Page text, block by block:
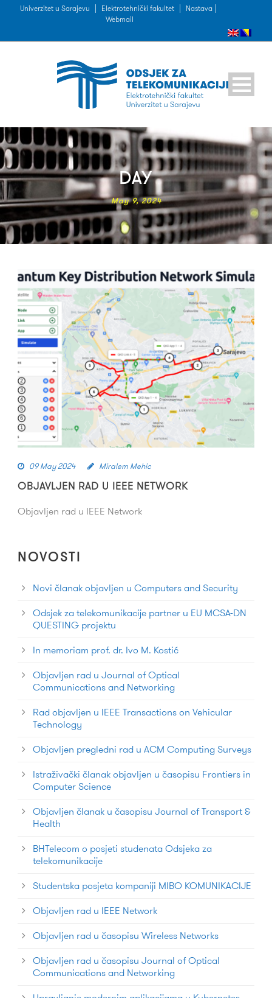
Univerzitet u Sarajevu Elektrotehnički fakultet
Nastava |
Webmail
DAY
May 9, 2024
09 May 2024 Miralem Mehic
OBJAVLJEN RAD U IEEE NETWORK
Objavljen rad u IEEE Network
NOVOSTI
Novi članak objavljen u Computers and Security
Odsjek za telekomunikacije partner u EU MCSA-DN
QUESTING projektu
In memoriam prof. dr. Ivo M. Kostić
Objavljen rad u Journal of Optical
Communications and Networking
Rad objavljen u IEEE Transactions on Vehicular
Technology
Objavljen pregledni rad u ACM Computing Surveys
Istraživački članak objavljen u časopisu Frontiers in
Computer Science
Objavljen članak u časopisu Journal of Transport &
Health
BHTelecom o posjeti studenata Odsjeka za
telekomunikacije
Studentska posjeta kompaniji MIBO KOMUNIKACIJE
Objavljen rad u IEEE Network
Objavljen rad u časopisu Wireless Networks
Objavljen rad u časopisu Journal of Optical
Communications and Networking